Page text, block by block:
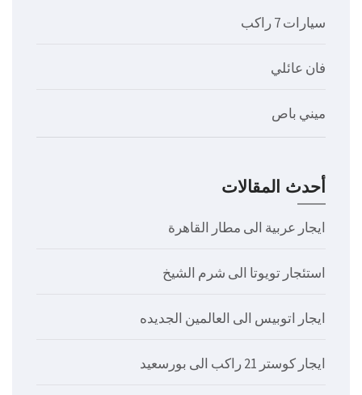
سيارات 7 راكب
فان عائلي
ميني باص
أحدث المقالات
ايجار عربية الى مطار القاهرة
استئجار تويوتا الى شرم الشيخ
ايجار اتوبيس الى العالمين الجديده
ايجار كوستر 21 راكب الى بورسعيد